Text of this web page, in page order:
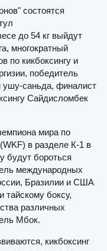
состоятся
до 54 кг выйдут
многократный
по кикбоксингу и
победитель
ушу-саньда, финалист
Сайдисломбек
мира по
в разделе К-1 в
будут бороться
международных
Бразилии и США
тайскому боксу,
различных
Мбок.
кикбоксинг